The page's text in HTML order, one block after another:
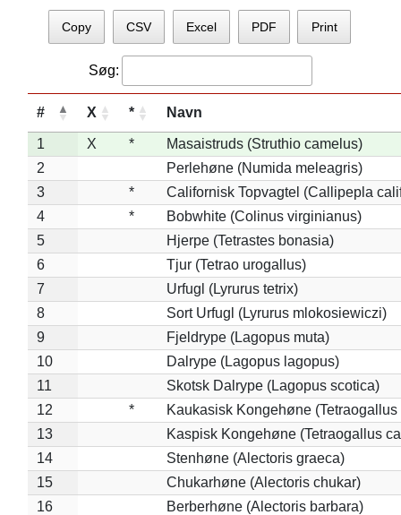
Copy CSV Excel PDF Print
Søg:
# X * Navn
1 X *
Masaistruds (Struthio camelus)
2
Perlehøne (Numida meleagris)
3
*
Californisk Topvagtel (Callipepla
4
*
Bobwhite (Colinus virginianus)
5
Hjerpe (Tetrastes bonasia)
6
Tjur (Tetrao urogallus)
7
Urfugl (Lyrurus tetrix)
8
Sort Urfugl (Lyrurus mlokosiewiczi)
9
Fjeldrype (Lagopus muta)
10
Dalrype (Lagopus lagopus)
11
Skotsk Dalrype (Lagopus scotica)
12
*
Kaukasisk Kongehøne
13
Kaspisk Kongehøne (Tetraogallus
14
Stenhøne (Alectoris graeca)
15
Chukarhøne (Alectoris chukar)
16
Berberhøne (Alectoris barbara)